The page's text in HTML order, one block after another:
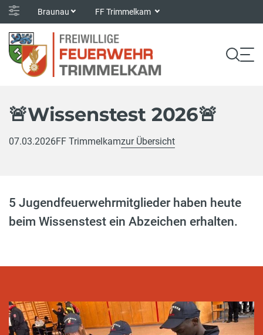
Braunau FF Trimmelkam
🚨Wissenstest 2026🚨
07.03.2026FF Trimmelkamzur Übersicht
5 Jugendfeuerwehrmitglieder haben heute
beim Wissenstest ein Abzeichen erhalten.